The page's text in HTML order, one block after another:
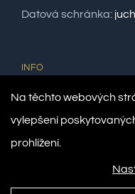
Datová schránka:
INFO
Číslo registrace:
Číslo účtu:
35-
Na těchto webových
vylepšení
prohlížení.